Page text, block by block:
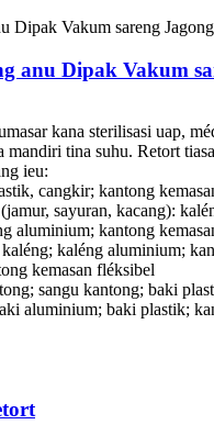
anu Dipak Vakum
kana sterilisasi uap,
mandiri tina suhu. Retort
ieu:
cangkir; kantong
sayuran, kacang):
aluminium; kantong
kaléng aluminium;
kemasan fléksibel
sangu kantong; baki
aluminium; baki plastik;